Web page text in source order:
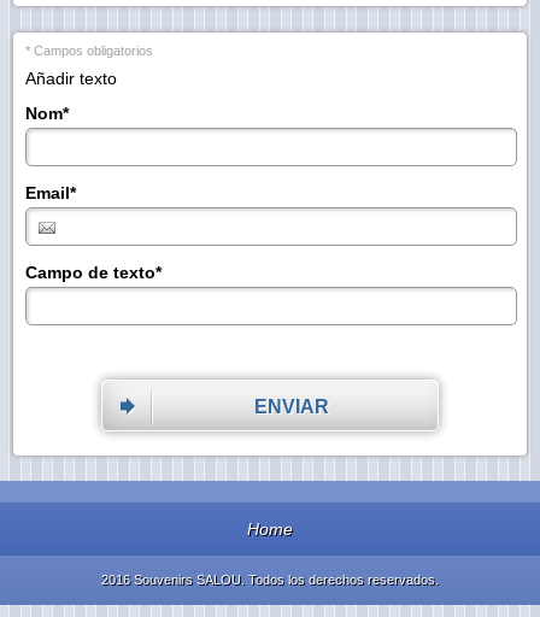
* Campos obligatorios
Añadir texto
Nom*
Email*
Campo de texto*
ENVIAR
Home
2016 Souvenirs SALOU. Todos los derechos reservados.